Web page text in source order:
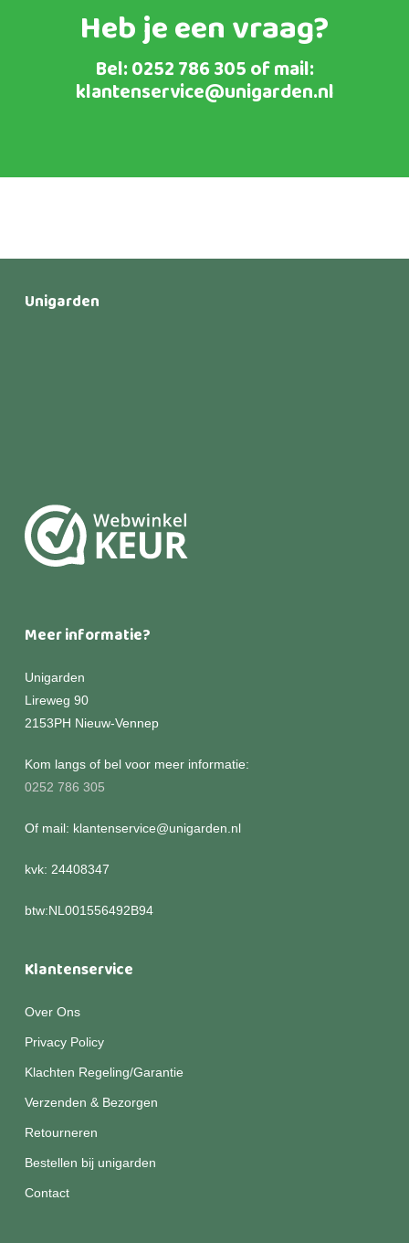
Heb je een vraag?
Bel:0252 786 305of mail:
klantenservice@unigarden.nl
Unigarden
Meer informatie?
Unigarden
Lireweg 90
2153PH Nieuw-Vennep
Kom langs of bel voor meer informatie:
0252 786 305
Of mail: klantenservice@unigarden.nl
kvk: 24408347
btw:NL001556492B94
Klantenservice
Over Ons
Privacy Policy
Klachten Regeling/Garantie
Verzenden & Bezorgen
Retourneren
Bestellen bij unigarden
Contact